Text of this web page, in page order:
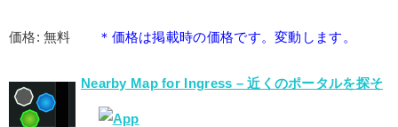
価格: 無料 ＊価格は掲載時の価格です。変動します。
Nearby Map for Ingress – 近くのポータルを探そ